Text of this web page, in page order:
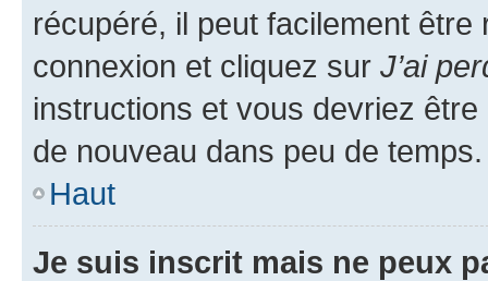
récupéré, il peut facilement
connexion et cliquez sur J’ai
instructions et vous devriez
de nouveau dans peu de temps.
Haut
Je suis inscrit mais ne peux